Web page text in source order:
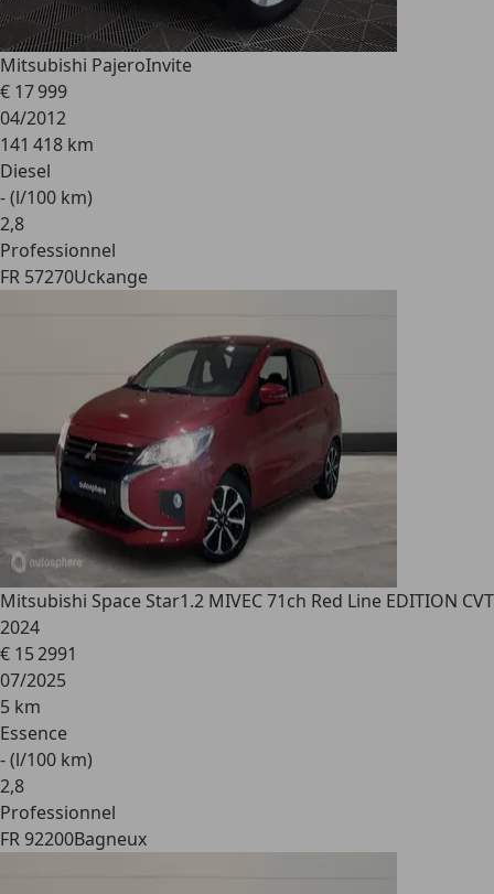
Mitsubishi PajeroInvite
€ 17 999
04/2012
141 418 km
Diesel
- (l/100 km)
2,8
Professionnel
FR 57270Uckange
Mitsubishi Space Star1.2 MIVEC 71ch Red Line EDITION CVT
2024
€ 15 2991
07/2025
5 km
Essence
- (l/100 km)
2,8
Professionnel
FR 92200Bagneux